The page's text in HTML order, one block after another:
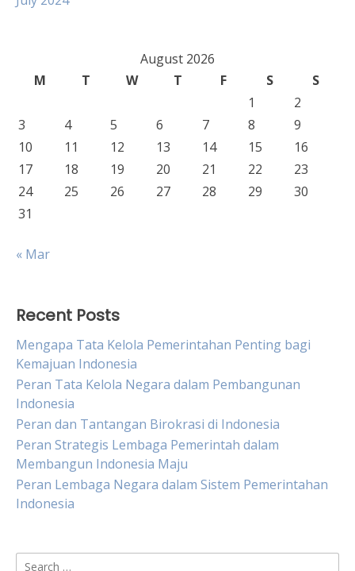
August 2026
M
T W T F S
S
1
2
3
4 5 6 7 8
9
10
11 12 13 14 15
16
17
18 19 20 21 22
23
24
25 26 27 28 29
30
31
« Mar
Recent Posts
Mengapa Tata Kelola Pemerintahan Penting bagi
Kemajuan Indonesia
Peran Tata Kelola Negara dalam Pembangunan
Indonesia
Peran dan Tantangan Birokrasi di Indonesia
Peran Strategis Lembaga Pemerintah dalam
Membangun Indonesia Maju
Peran Lembaga Negara dalam Sistem Pemerintahan
Indonesia
Search